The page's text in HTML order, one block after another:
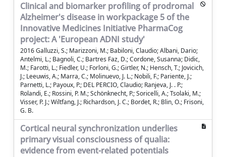
Clinical and biomarker profiling of prodromal
Alzheimer's disease in workpackage 5 of the
Innovative Medicines Initiative PharmaCog
project: A 'European ADNI study'
2016 Galluzzi, S.; Marizzoni, M.; Babiloni, Claudio; Albani, Dario;
Antelmi, L.; Bagnoli, C.; Bartres Faz, D.; Cordone, Susanna; Didic,
M.; Farotti, L.; Fiedler, U.; Forloni, G.; Girtler, N.; Hensch, T.; Jovicich,
J.; Leeuwis, A.; Marra, C.; Molinuevo, J. L.; Nobili, F.; Pariente, J.;
Parnetti, L.; Payoux, P.; DEL PERCIO, Claudio; Ranjeva, J. . P.;
Rolandi, E.; Rossini, P. M.; Schönknecht, P.; Soricelli, A.; Tsolaki, M.;
Visser, P. J.; Wiltfang, J.; Richardson, J. C.; Bordet, R.; Blin, O.; Frisoni,
G. B.
Cortical neural synchronization underlies
primary visual consciousness of qualia:
evidence from event-related potentials